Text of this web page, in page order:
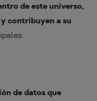
de este universo,
contribuyen a su
de datos que